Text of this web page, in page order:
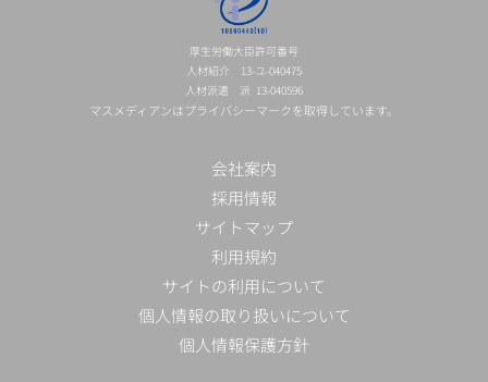
厚生労働大臣許可番号
人材紹介 13-ユ-040475
人材派遣 派 13-040596
マスメディアンはプライバシーマークを取得しています。
会社案内
採用情報
サイトマップ
利用規約
サイトの利用について
個人情報の取り扱いについて
個人情報保護方針